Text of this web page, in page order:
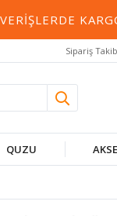
KARGO
Sipariş
QUZU